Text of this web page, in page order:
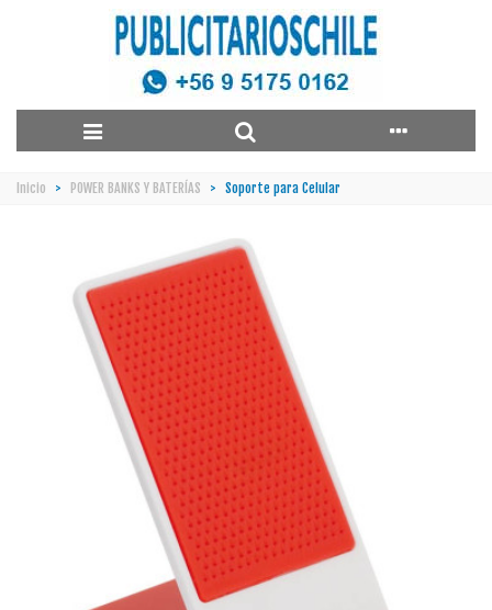
Inicio > POWER BANKS Y BATERÍAS > Soporte para Celular